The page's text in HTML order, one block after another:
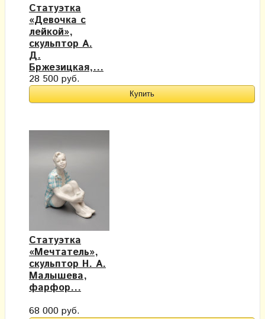
Статуэтка
«Девочка с
лейкой»,
скульптор А.
Д.
Бржезицкая,...
28 500 руб.
Статуэтка
«Мечтатель»,
скульптор Н. А.
Малышева,
фарфор...
68 000 руб.